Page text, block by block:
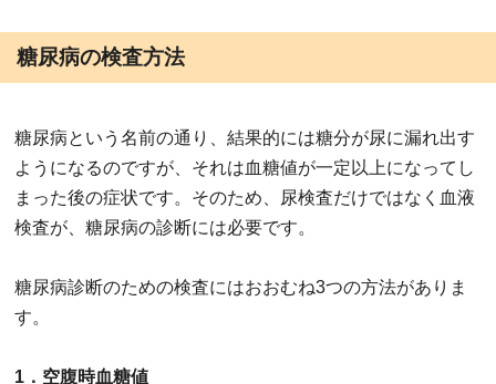
糖尿病の検査方法
糖尿病という名前の通り、結果的には糖分が尿に漏れ出す
ようになるのですが、それは血糖値が一定以上になってし
まった後の症状です。そのため、尿検査だけではなく血液
検査が、糖尿病の診断には必要です。
糖尿病診断のための検査にはおおむね3つの方法がありま
す。
1．空腹時血糖値